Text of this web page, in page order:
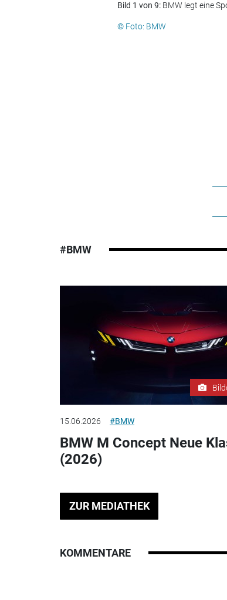
Bild 1 von 9: BMW legt eine
© Foto: BMW
#BMW
15.06.2026 #BMW
BMW M Concept Neue
(2026)
ZUR MEDIATHEK
KOMMENTARE